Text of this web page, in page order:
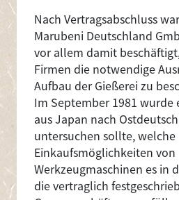
Nach Vertragsabschluss
Marubeni Deutschland
vor allem damit
Firmen die notwendige
Aufbau der Gießerei zu
Im September 1981 wurde
aus Japan nach
untersuchen sollte, welche
Einkaufsmöglichkeiten von
Werkzeugmaschinen es in
die vertraglich